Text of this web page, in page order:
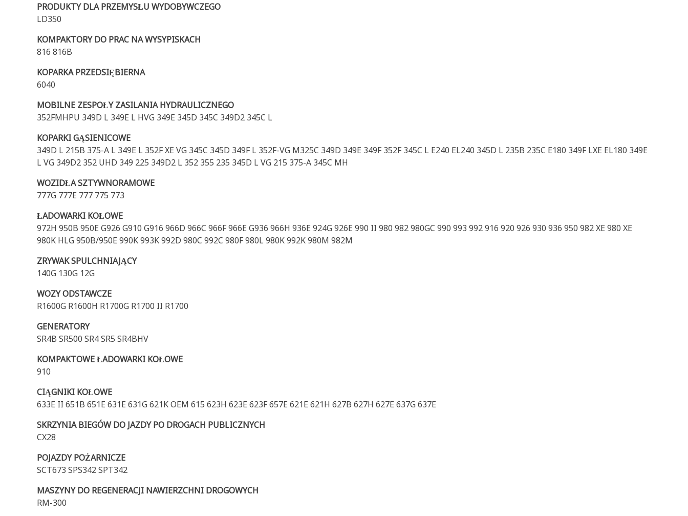
PRODUKTY DLA PRZEMYSŁU WYDOBYWCZEGO
LD350
KOMPAKTORY DO PRAC NA WYSYPISKACH
816 816B
KOPARKA PRZEDSIĘBIERNA
6040
MOBILNE ZESPOŁY ZASILANIA HYDRAULICZNEGO
352FMHPU 349D L 349E L HVG 349E 345D 345C 349D2 345C L
KOPARKI GĄSIENICOWE
349D L 215B 375-A L 349E L 352F XE VG 345C 345D 349F L 352F-VG M325C 349D 349E 349F 352F 345C L E240 EL240 345D L 235B 235C E180 349F LXE EL180 349E
L VG 349D2 352 UHD 349 225 349D2 L 352 355 235 345D L VG 215 375-A 345C MH
WOZIDŁA SZTYWNORAMOWE
777G 777E 777 775 773
ŁADOWARKI KOŁOWE
972H 950B 950E G926 G910 G916 966D 966C 966F 966E G936 966H 936E 924G 926E 990 II 980 982 980GC 990 993 992 916 920 926 930 936 950 982 XE 980 XE
980K HLG 950B/950E 990K 993K 992D 980C 992C 980F 980L 980K 992K 980M 982M
ZRYWAK SPULCHNIAJĄCY
140G 130G 12G
WOZY ODSTAWCZE
R1600G R1600H R1700G R1700 II R1700
GENERATORY
SR4B SR500 SR4 SR5 SR4BHV
KOMPAKTOWE ŁADOWARKI KOŁOWE
910
CIĄGNIKI KOŁOWE
633E II 651B 651E 631E 631G 621K OEM 615 623H 623E 623F 657E 621E 621H 627B 627H 627E 637G 637E
SKRZYNIA BIEGÓW DO JAZDY PO DROGACH PUBLICZNYCH
CX28
POJAZDY POŻARNICZE
SCT673 SPS342 SPT342
MASZYNY DO REGENERACJI NAWIERZCHNI DROGOWYCH
RM-300